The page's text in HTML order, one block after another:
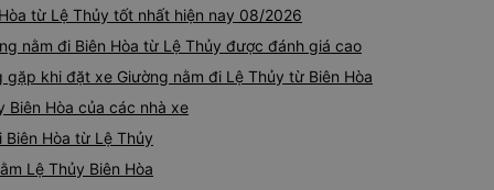
từ Lệ Thủy tốt nhất hiện nay 08/2026
nằm đi Biên Hòa từ Lệ Thủy được đánh giá cao
khi đặt xe Giường nằm đi Lệ Thủy từ Biên Hòa
Biên Hòa của các nhà xe
Hòa từ Lệ Thủy
Lệ Thủy Biên Hòa